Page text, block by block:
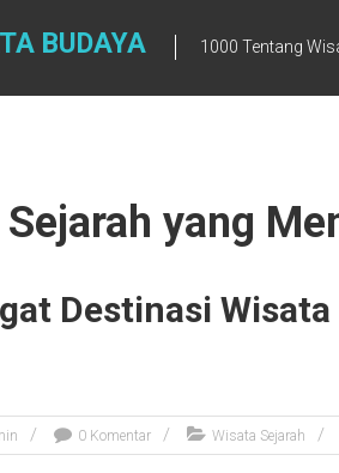
BUDAYA 1000 Tentang
yang
Destinasi
0 Komentar Wisata Sejarah